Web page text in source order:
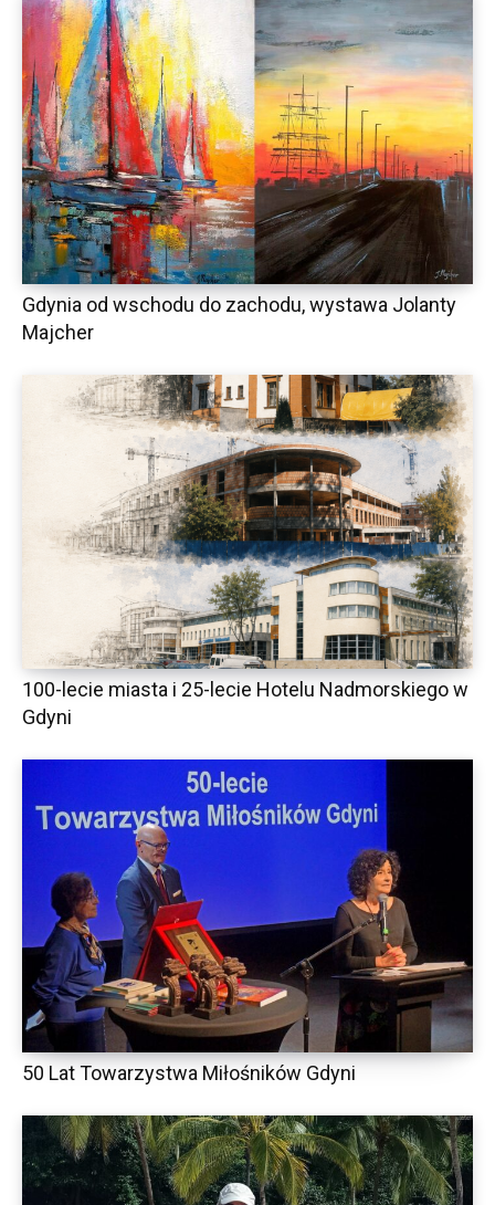
Gdynia od wschodu do zachodu, wystawa Jolanty
Majcher
100-lecie miasta i 25-lecie Hotelu Nadmorskiego w
Gdyni
50 Lat Towarzystwa Miłośników Gdyni